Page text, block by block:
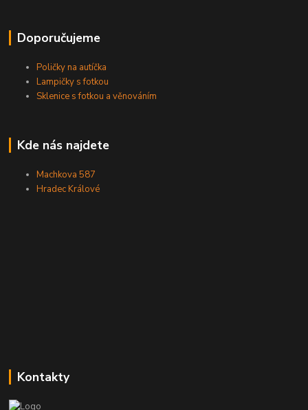
Doporučujeme
Poličky na autíčka
Lampičky s fotkou
Sklenice s fotkou a věnováním
Kde nás najdete
Machkova 587
Hradec Králové
Kontakty